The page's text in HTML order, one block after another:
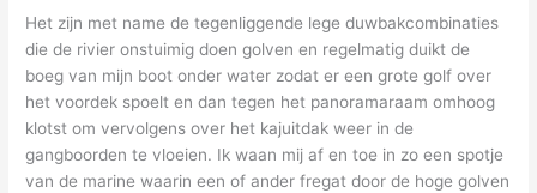
Het zijn met name de tegenliggende lege duwbakcombinaties
die de rivier onstuimig doen golven en regelmatig duikt de
boeg van mijn boot onder water zodat er een grote golf over
het voordek spoelt en dan tegen het panoramaraam omhoog
klotst om vervolgens over het kajuitdak weer in de
gangboorden te vloeien. Ik waan mij af en toe in zo een spotje
van de marine waarin een of ander fregat door de hoge golven